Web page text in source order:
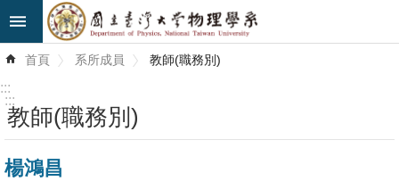
跳到主要內容區塊
階
最
新
首頁 系所成員 教師(職務別)
:::
:::
教師(職務別)
楊鴻昌